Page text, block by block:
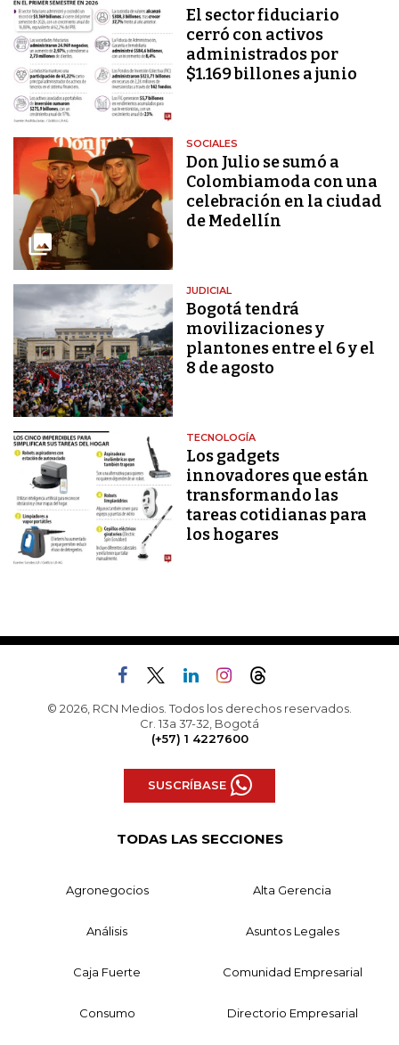
El sector fiduciario
cerró con activos
administrados por
$1.169 billones a junio
SOCIALES
Don Julio se sumó a
Colombiamoda con una
celebración en la ciudad
de Medellín
JUDICIAL
Bogotá tendrá
movilizaciones y
plantones entre el 6 y el
8 de agosto
TECNOLOGÍA
Los gadgets
innovadores que están
transformando las
tareas cotidianas para
los hogares
© 2026, RCN Medios. Todos los derechos reservados.
Cr. 13a 37-32, Bogotá
(+57) 1 4227600
SUSCRÍBASE
TODAS LAS SECCIONES
Agronegocios Alta Gerencia
Análisis Asuntos Legales
Caja Fuerte Comunidad Empresarial
Consumo Directorio Empresarial